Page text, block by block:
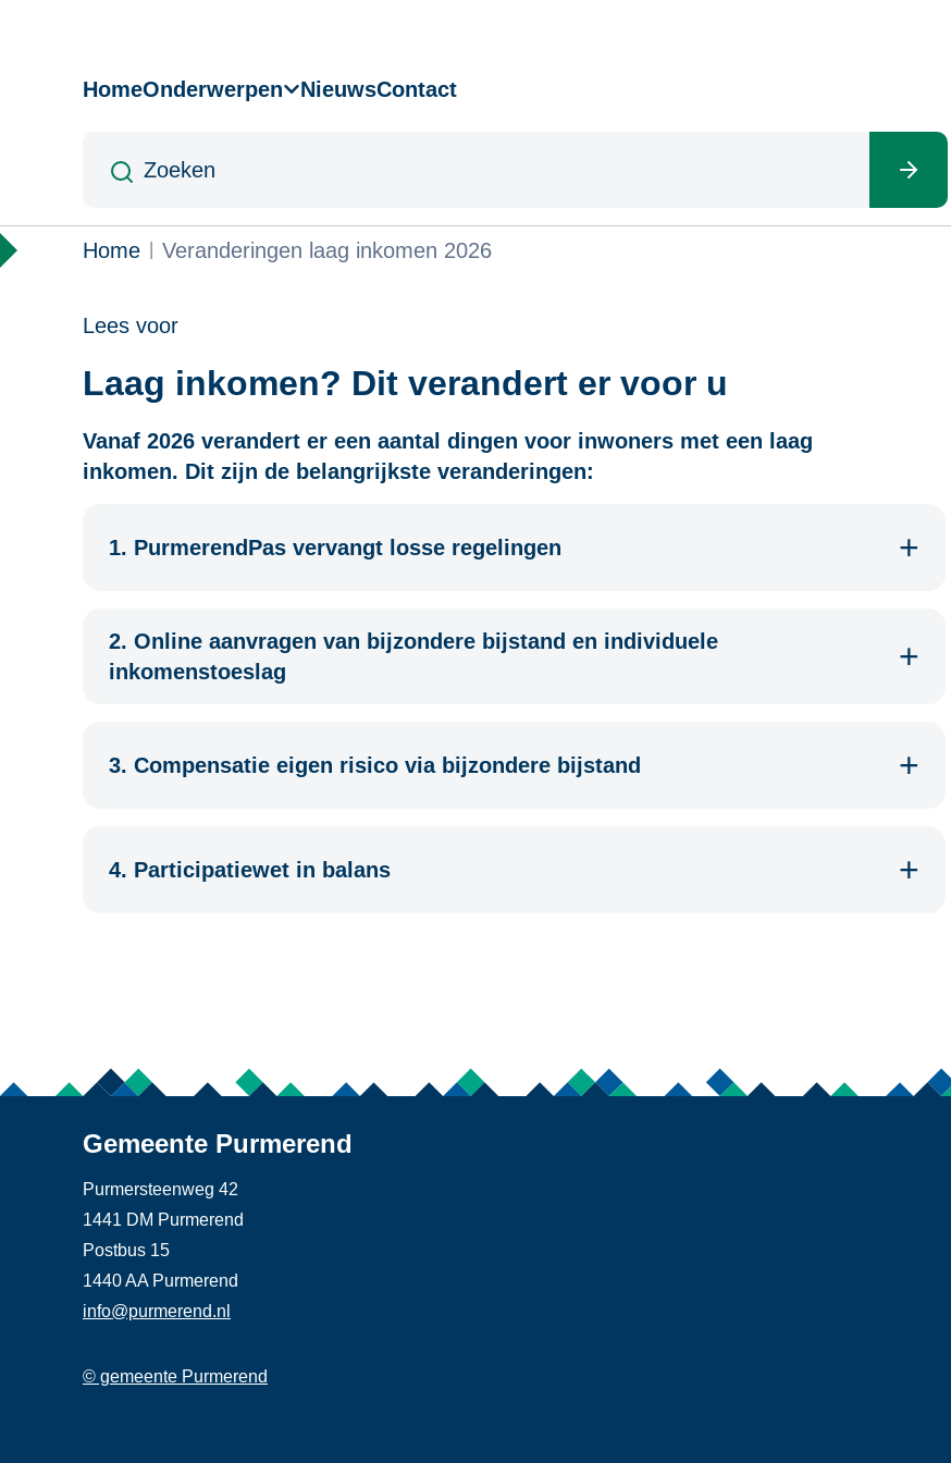
Hoofdnavigatie
HomeOnderwerpen NieuwsContact
Kruimelpad
Home Veranderingen laag inkomen 2026
Lees voor
Laag inkomen? Dit verandert er voor u
Vanaf 2026 verandert er een aantal dingen voor inwoners met een laag
inkomen. Dit zijn de belangrijkste veranderingen:
1. PurmerendPas vervangt losse regelingen
2. Online aanvragen van bijzondere bijstand en individuele
inkomenstoeslag
3. Compensatie eigen risico via bijzondere bijstand
4. Participatiewet in balans
Gemeente Purmerend
Purmersteenweg 42
1441 DM Purmerend
Postbus 15
1440 AA Purmerend
info@purmerend.nl
Linker
© gemeente Purmerend